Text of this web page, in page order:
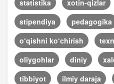
statistika
xotin-qizlar
stipendiya
pedagogika
o‘qishni ko‘chirish
oliygohlar
diniy
tibbiyot
ilmiy daraja